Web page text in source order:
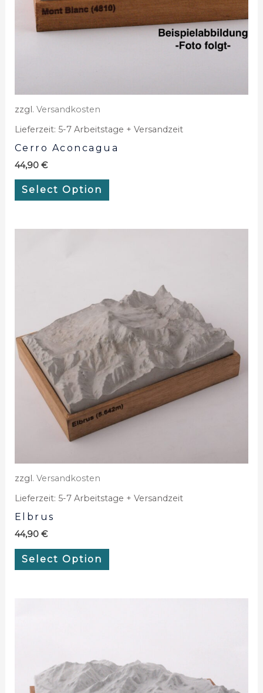
zzgl. Versandkosten
Lieferzeit: 5-7 Arbeitstage + Versandzeit
Cerro Aconcagua
44,90 €
Select Option
zzgl. Versandkosten
Lieferzeit: 5-7 Arbeitstage + Versandzeit
Elbrus
44,90 €
Select Option